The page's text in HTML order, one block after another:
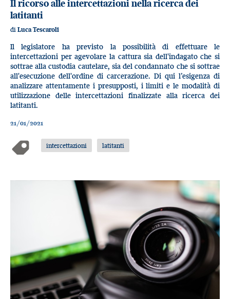
Il ricorso alle intercettazioni nella ricerca dei
latitanti
di Luca Tescaroli
Il legislatore ha previsto la possibilità di effettuare le
intercettazioni per agevolare la cattura sia dell'indagato che si
sottrae alla custodia cautelare, sia del condannato che si sottrae
all'esecuzione dell'ordine di carcerazione. Di qui l’esigenza di
analizzare attentamente i presupposti, i limiti e le modalità di
utilizzazione delle intercettazioni finalizzate alla ricerca dei
latitanti.
21/01/2021
intercettazioni latitanti